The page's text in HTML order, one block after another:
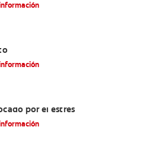
por el estrés